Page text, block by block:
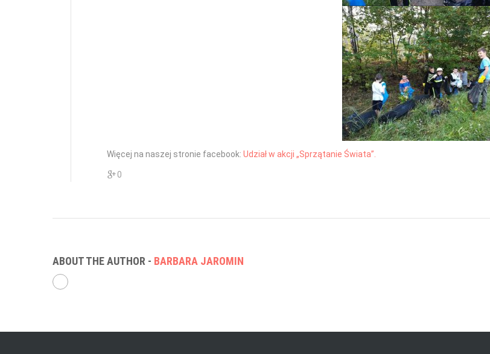
Więcej na naszej stronie facebook: Udział w akcji „Sprzątanie Świata”.
0
ABOUT THE AUTHOR - BARBARA JAROMIN